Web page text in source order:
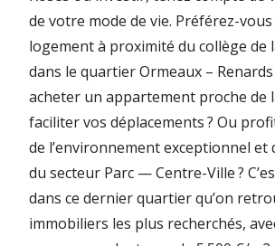
de votre mode de vie. Préférez-
logement à proximité du collège de
dans le quartier Ormeaux –
acheter un appartement proche de
faciliter vos déplacements ? Ou
de l’environnement exceptionnel et
du secteur Parc — Centre-Ville ?
dans ce dernier quartier qu’on
immobiliers les plus recherchés,